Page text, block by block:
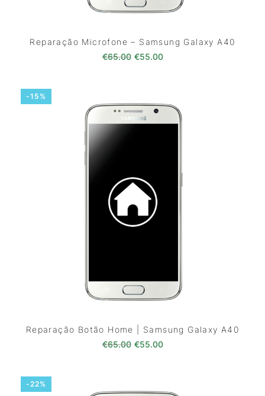
Reparação Microfone – Samsung Galaxy A40
€65.00 O preço original era: €65.00.
€55.00O preço atual é:
-15%
Reparação Botão Home | Samsung Galaxy A40
€65.00 O preço original era: €65.00.
€55.00O preço atual é:
-22%